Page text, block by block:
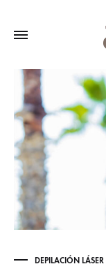
DEPILACIÓN LÁSER